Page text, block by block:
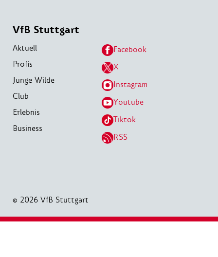
VfB Stuttgart
Aktuell
Profis
Junge Wilde
Club
Erlebnis
Business
Facebook
X
Instagram
Youtube
Tiktok
RSS
© 2026 VfB Stuttgart